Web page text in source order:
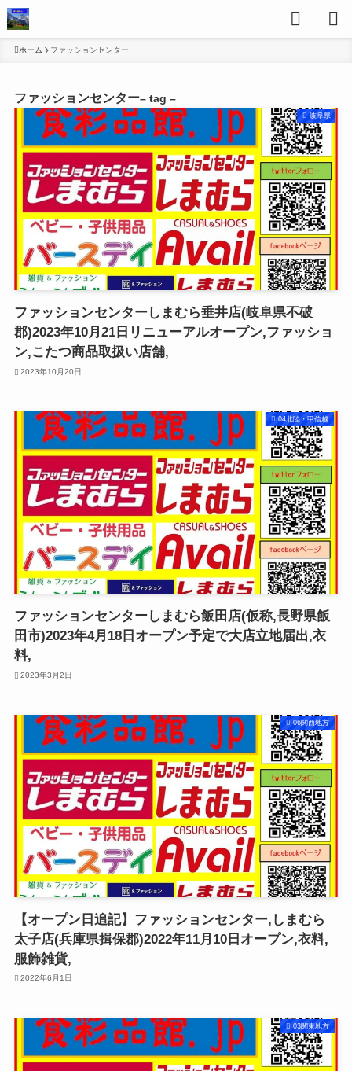
ホーム ファッションセンター
ファッションセンター– tag –
岐阜県
ファッションセンターしまむら垂井店(岐阜県不破
郡)2023年10月21日リニューアルオープン,ファッショ
ン,こたつ商品取扱い店舗,
2023年10月20日
04北陸・甲信越
ファッションセンターしまむら飯田店(仮称,長野県飯
田市)2023年4月18日オープン予定で大店立地届出,衣
料,
2023年3月2日
06関西地方
【オープン日追記】ファッションセンター,しまむら
太子店(兵庫県揖保郡)2022年11月10日オープン,衣料,
服飾雑貨,
2022年6月1日
03関東地方